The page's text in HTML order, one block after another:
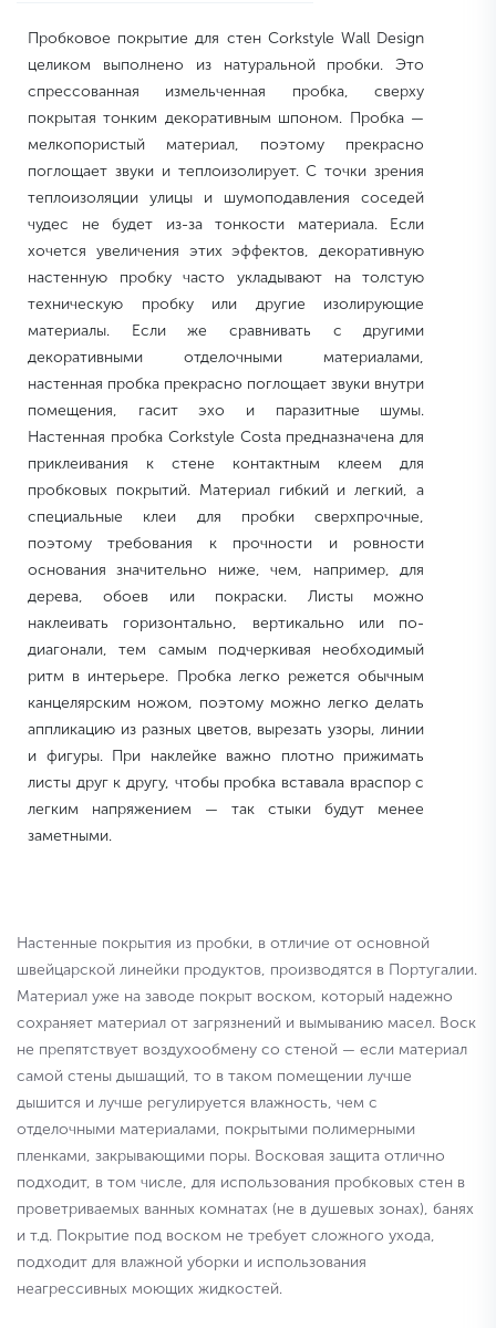
Пробковое покрытие для стен Corkstyle Wall Design
целиком выполнено из натуральной пробки. Это
спрессованная измельченная пробка, сверху
покрытая тонким декоративным шпоном. Пробка —
мелкопористый материал, поэтому прекрасно
поглощает звуки и теплоизолирует. С точки зрения
теплоизоляции улицы и шумоподавления соседей
чудес не будет из-за тонкости материала. Если
хочется увеличения этих эффектов, декоративную
настенную пробку часто укладывают на толстую
техническую пробку или другие изолирующие
материалы. Если же сравнивать с другими
декоративными отделочными материалами,
настенная пробка прекрасно поглощает звуки внутри
помещения, гасит эхо и паразитные шумы.
Настенная пробка Corkstyle Costa предназначена для
приклеивания к стене контактным клеем для
пробковых покрытий. Материал гибкий и легкий, а
специальные клеи для пробки сверхпрочные,
поэтому требования к прочности и ровности
основания значительно ниже, чем, например, для
дерева, обоев или покраски. Листы можно
наклеивать горизонтально, вертикально или по-
диагонали, тем самым подчеркивая необходимый
ритм в интерьере. Пробка легко режется обычным
канцелярским ножом, поэтому можно легко делать
аппликацию из разных цветов, вырезать узоры, линии
и фигуры. При наклейке важно плотно прижимать
листы друг к другу, чтобы пробка вставала враспор с
легким напряжением — так стыки будут менее
заметными.
Настенные покрытия из пробки, в отличие от основной
швейцарской линейки продуктов, производятся в Португалии.
Материал уже на заводе покрыт воском, который надежно
сохраняет материал от загрязнений и вымыванию масел. Воск
не препятствует воздухообмену со стеной — если материал
самой стены дышащий, то в таком помещении лучше
дышится и лучше регулируется влажность, чем с
отделочными материалами, покрытыми полимерными
пленками, закрывающими поры. Восковая защита отлично
подходит, в том числе, для использования пробковых стен в
проветриваемых ванных комнатах (не в душевых зонах), банях
и т.д. Покрытие под воском не требует сложного ухода,
подходит для влажной уборки и использования
неагрессивных моющих жидкостей.